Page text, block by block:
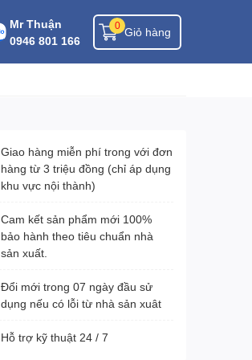
Mr Thuận
0946 801 166
Giỏ hàng
0
Giao hàng miễn phí trong với đơn
hàng từ 3 triệu đồng (chỉ áp dụng
khu vực nội thành)
Cam kết sản phẩm mới 100%
bảo hành theo tiêu chuẩn nhà
sản xuất.
Đổi mới trong 07 ngày đầu sử
dụng nếu có lỗi từ nhà sản xuât
Hỗ trợ kỹ thuật 24 / 7